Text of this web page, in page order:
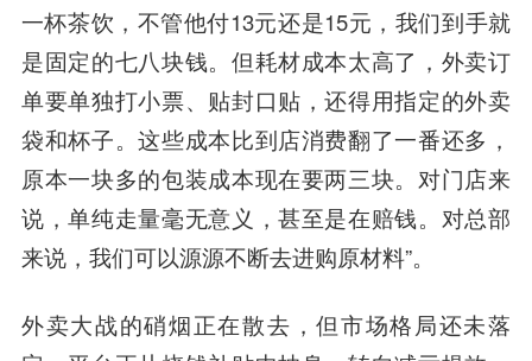
一杯茶饮，不管他付13元还是15元，我们到手就
是固定的七八块钱。但耗材成本太高了，外卖订
单要单独打小票、贴封口贴，还得用指定的外卖
袋和杯子。这些成本比到店消费翻了一番还多，
原本一块多的包装成本现在要两三块。对门店来
说，单纯走量毫无意义，甚至是在赔钱。对总部
来说，我们可以源源不断去进购原材料”。
外卖大战的硝烟正在散去，但市场格局还未落